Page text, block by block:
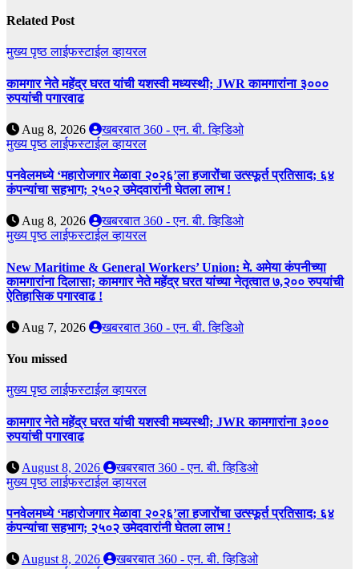
Related Post
मुख्य पृष्ठलाईफस्टाईलव्हायरल
कामगार नेते महेंद्र घरत यांची यशस्वी मध्यस्थी; JWR कामगारांना ३०००
रुपयांची पगारवाढ
Aug 8, 2026
खबरबात 360 - एन. बी. व्हिडिओ
मुख्य पृष्ठलाईफस्टाईलव्हायरल
पनवेलमध्ये ‘महारोजगार मेळावा २०२६’ला हजारोंचा उत्स्फूर्त प्रतिसाद; ६४
कंपन्यांचा सहभाग; २५०२ उमेदवारांनी घेतला लाभ !
Aug 8, 2026
खबरबात 360 - एन. बी. व्हिडिओ
मुख्य पृष्ठलाईफस्टाईलव्हायरल
New Maritime & General Workers’ Union: मे. अमेया कंपनीच्या
कामगारांना दिलासा; कामगार नेते महेंद्र घरत यांच्या नेतृत्वात ७,२०० रुपयांची
ऐतिहासिक पगारवाढ !
Aug 7, 2026 खबरबात 360 - एन. बी. व्हिडिओ
You missed
मुख्य पृष्ठलाईफस्टाईलव्हायरल
कामगार नेते महेंद्र घरत यांची यशस्वी मध्यस्थी; JWR कामगारांना ३०००
रुपयांची पगारवाढ
August 8, 2026
खबरबात 360 - एन. बी. व्हिडिओ
मुख्य पृष्ठलाईफस्टाईलव्हायरल
पनवेलमध्ये ‘महारोजगार मेळावा २०२६’ला हजारोंचा उत्स्फूर्त प्रतिसाद; ६४
कंपन्यांचा सहभाग; २५०२ उमेदवारांनी घेतला लाभ !
August 8, 2026
खबरबात 360 - एन. बी. व्हिडिओ